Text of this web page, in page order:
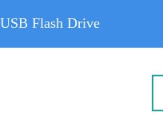
Flash Drive